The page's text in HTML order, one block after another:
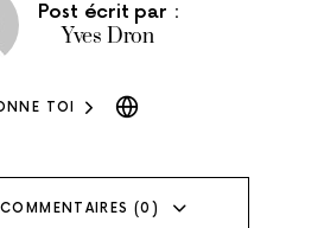
Post écrit par :
Yves Dron
TOI
(0)